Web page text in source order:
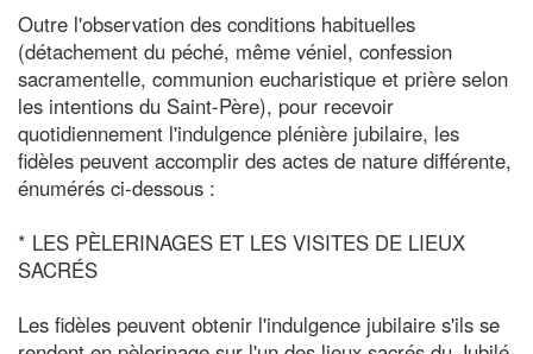
Outre l'observation des conditions habituelles
(détachement du péché, même véniel, confession
sacramentelle, communion eucharistique et prière selon
les intentions du Saint-Père), pour recevoir
quotidiennement l'indulgence plénière jubilaire, les
fidèles peuvent accomplir des actes de nature différente,
énumérés ci-dessous :
* LES PÈLERINAGES ET LES VISITES DE LIEUX
SACRÉS
Les fidèles peuvent obtenir l'indulgence jubilaire s'ils se